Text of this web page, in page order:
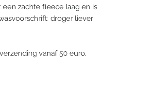
zachte fleece laag en is
droger liever
vanaf 50 euro.